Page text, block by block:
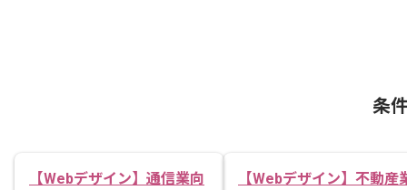
条
【Webデザイン】通信業向
【Webデザイン】不動産